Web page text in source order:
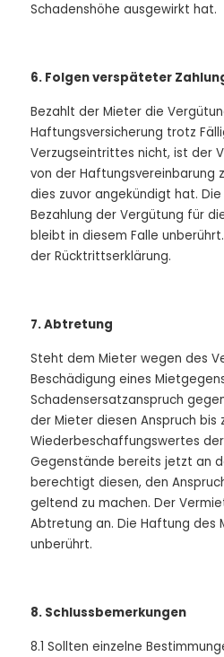
Schadenshöhe ausgewirkt hat.
6. Folgen verspäteter
Bezahlt der Mieter die
Haftungsversicherung trotz
Verzugseintrittes nicht, ist der
von der Haftungsvereinbarung
dies zuvor angekündigt hat.
Bezahlung der Vergütung für
bleibt in diesem Falle
der Rücktrittserklärung.
7. Abtretung
Steht dem Mieter wegen des
Beschädigung eines
Schadensersatzanspruch
der Mieter diesen Anspruch bis
Wiederbeschaffungswertes
Gegenstände bereits jetzt an
berechtigt diesen, den
geltend zu machen. Der
Abtretung an. Die Haftung des
unberührt.
8. Schlussbemerkungen
8.1 Sollten einzelne